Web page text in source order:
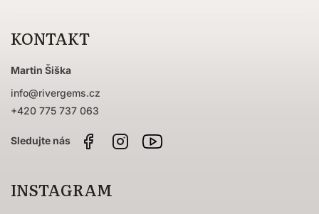
KONTAKT
Martin Šiška
info@rivergems.cz
+420 775 737 063
FacebookInstagram
INSTAGRAM